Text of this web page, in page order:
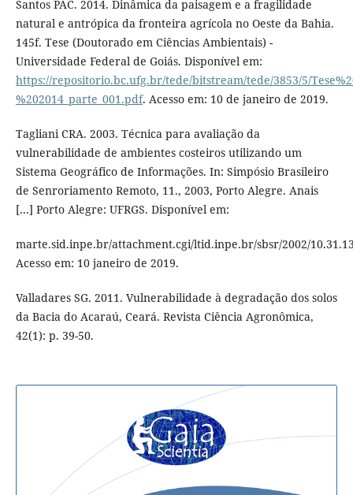
Santos PAC. 2014. Dinâmica da paisagem e a fragilidade
natural e antrópica da fronteira agrícola no Oeste da Bahia.
145f. Tese (Doutorado em Ciências Ambientais) -
Universidade Federal de Goiás. Disponível em:
https://repositorio.bc.ufg.br/tede/bitstream/tede/3853/5/
%202014_parte_001.pdf. Acesso em: 10 de janeiro de 2019.
Tagliani CRA. 2003. Técnica para avaliação da
vulnerabilidade de ambientes costeiros utilizando um
Sistema Geográfico de Informações. In: Simpósio Brasileiro
de Senroriamento Remoto, 11., 2003, Porto Alegre. Anais
[...] Porto Alegre: UFRGS. Disponível em:
marte.sid.inpe.br/attachment.cgi/ltid.inpe.br/sbsr/2002/
Acesso em: 10 janeiro de 2019.
Valladares SG. 2011. Vulnerabilidade à degradação dos solos
da Bacia do Acaraú, Ceará. Revista Ciência Agronômica,
42(1): p. 39-50.